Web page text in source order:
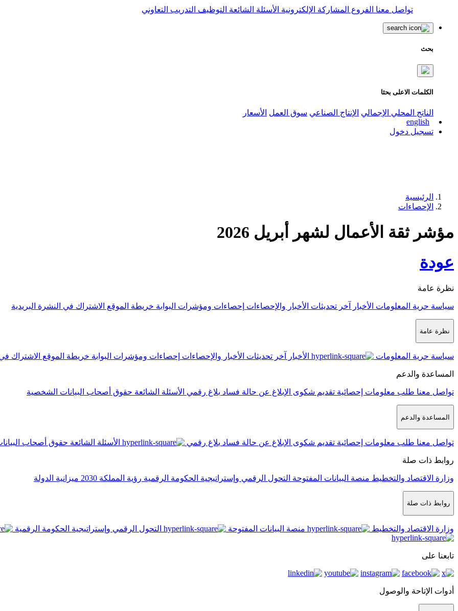
تواصل معنا الفروع المشاركة الإلكترونية الأسئلة الشائعة التوظيف التدريب التعاوني
بحث
الكلمات الاعلى بحثا
الناتج المحلي الإجمالي الإنتاج الصناعي سوق العمل الأسعار
english
تسجيل دخول
الرئيسية
الإحصاءات
مؤشر ثقة الأعمال لشهر أبريل 2026
عودة
نظرة عامة
سياسة حرية المعلومات الأخبار آخر تحديثات الأخبار والإحصاءات إحصاءات ومؤشرات البوابة خريطة الموقع الاشتراك في النشرة البريدية
نظرة عامة
سياسة حرية المعلومات الأخبار آخر تحديثات الأخبار والإحصاءات إحصاءات ومؤشرات البوابة خريطة الموقع الاشتراك
المساعدة والدعم
تواصل معنا طلب معلومات إحصائية تقديم شكوى الإبلاغ عن حالة فساد بلاغ رقمي الأسئلة الشائعة حقوق أصحاب البيانات الشخصية
المساعدة والدعم
تواصل معنا طلب معلومات إحصائية تقديم شكوى الإبلاغ عن حالة فساد بلاغ رقمي الأسئلة الشائعة حقوق أصحاب
روابط ذات صلة
وزارة الاقتصاد والتخطيط منصة البيانات المفتوحة التحول الرقمي وإستراتيجية الحكومة الرقمية رؤية المملكة 2030 ميزانية الدولة
روابط ذات صلة
وزارة الاقتصاد والتخطيط منصة البيانات المفتوحة التحول الرقمي وإستراتيجية الحكومة الرقمية
تابعنا على
أدوات الإتاحة والوصول